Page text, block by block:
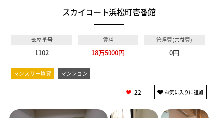
スカイコート浜松町壱番館
部屋番号
1102
賃料
18万5000円
管理費(共益費)
0円
マンスリー賃貸 マンション
22